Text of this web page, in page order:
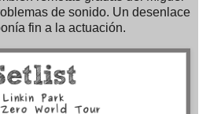
de sonido. Un desenlace
fin a la actuación.